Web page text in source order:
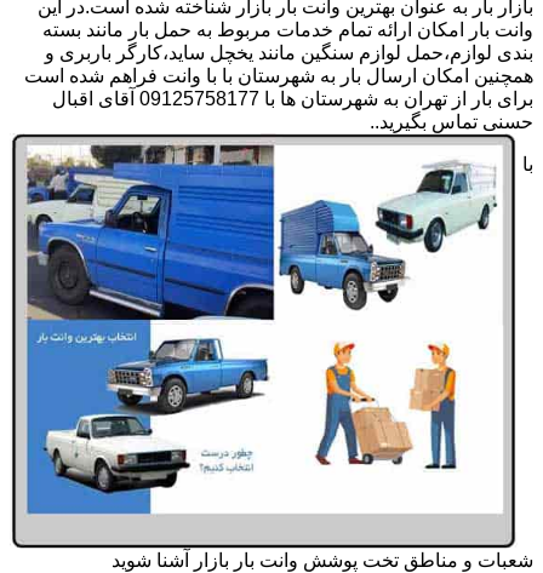
بازار بار به عنوان بهترین وانت بار بازار شناخته شده است.در این
وانت بار امکان ارائه تمام خدمات مربوط به حمل بار مانند بسته
بندی لوازم،حمل لوازم سنگین مانند یخچل ساید،کارگر باربری و
همچنین امکان ارسال بار به شهرستان با با وانت فراهم شده است
برای بار از تهران به شهرستان ها با 09125758177 آقای اقبال
حسنی تماس بگیرید..
با
شعبات و مناطق تخت پوشش وانت بار بازار آشنا شوید